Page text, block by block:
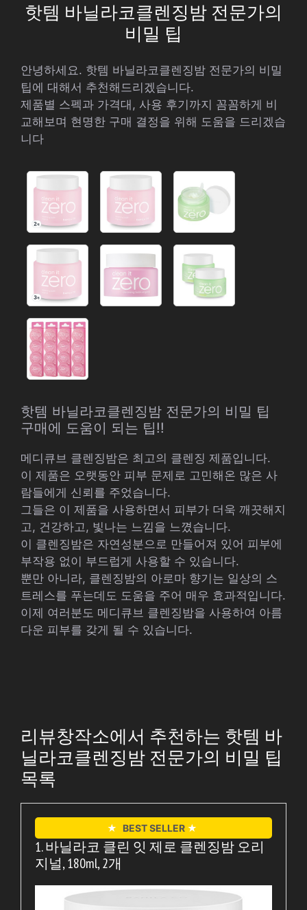
핫템 바닐라코클렌징밤 전문가의
비밀 팁
안녕하세요. 핫템 바닐라코클렌징밤 전문가의 비밀
팁에 대해서 추천해드리겠습니다.
제품별 스펙과 가격대, 사용 후기까지 꼼꼼하게 비
교해보며 현명한 구매 결정을 위해 도움을 드리겠습
니다
핫템 바닐라코클렌징밤 전문가의 비밀 팁
구매에 도움이 되는 팁!!
메디큐브 클렌징밤은 최고의 클렌징 제품입니다.
이 제품은 오랫동안 피부 문제로 고민해온 많은 사
람들에게 신뢰를 주었습니다.
그들은 이 제품을 사용하면서 피부가 더욱 깨끗해지
고, 건강하고, 빛나는 느낌을 느꼈습니다.
이 클렌징밤은 자연성분으로 만들어져 있어 피부에
부작용 없이 부드럽게 사용할 수 있습니다.
뿐만 아니라, 클렌징밤의 아로마 향기는 일상의 스
트레스를 푸는데도 도움을 주어 매우 효과적입니다.
이제 여러분도 메디큐브 클렌징밤을 사용하여 아름
다운 피부를 갖게 될 수 있습니다.
리뷰창작소에서 추천하는 핫템 바
닐라코클렌징밤 전문가의 비밀 팁
목록
★ BEST SELLER ★
1. 바닐라코 클린 잇 제로 클렌징밤 오리
지널, 180ml, 2개